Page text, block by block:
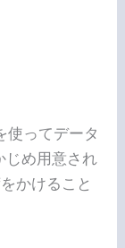
使ってデータ
じめ用意され
かけること